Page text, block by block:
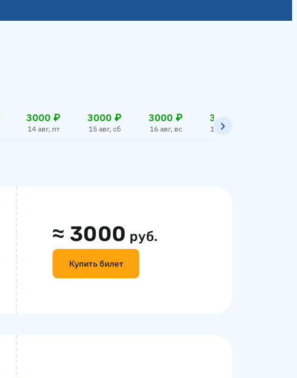
3000 ₽
14 авг, пт
3000 ₽
15 авг, сб
3000 ₽
16 авг, вс
3000 ₽
17 авг, пн
≈ 3000 руб.
Купить билет